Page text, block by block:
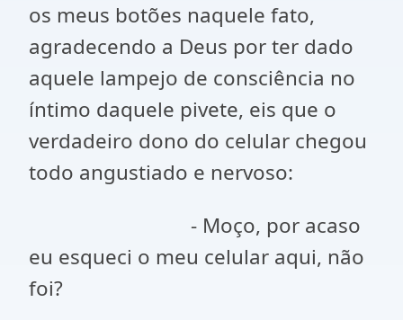
os meus botões naquele fato,
agradecendo a Deus por ter dado
aquele lampejo de consciência no
íntimo daquele pivete, eis que o
verdadeiro dono do celular chegou
todo angustiado e nervoso:
- Moço, por acaso
eu esqueci o meu celular aqui, não
foi?